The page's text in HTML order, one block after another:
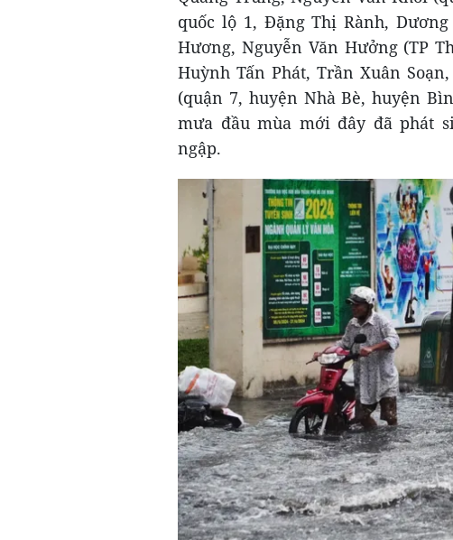
quốc lộ 1, Đặng Thị Rành,
Hương, Nguyễn Văn Hưởng (TP
Huỳnh Tấn Phát, Trần Xuân
(quận 7, huyện Nhà Bè, huyện
mưa đầu mùa mới đây đã phát
ngập.